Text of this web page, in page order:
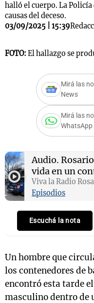
halló el cuerpo. La
causas del deceso.
03/09/2025 | 15:39
FOTO: El hallazgo se
Mirá las
News
Mirá las
WhatsApp
Audio.
vida en un
Viva la Radio
Episodios
Escuchá la nota
Un hombre que
los contenedores de
encontró esta tarde
masculino dentro de
Mundial